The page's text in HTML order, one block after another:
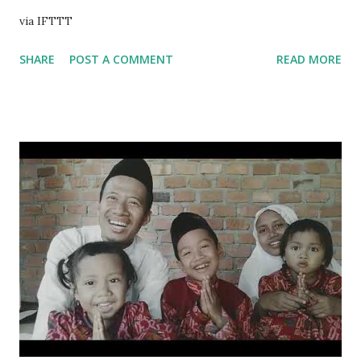
via IFTTT
SHARE POST A COMMENT READ MORE